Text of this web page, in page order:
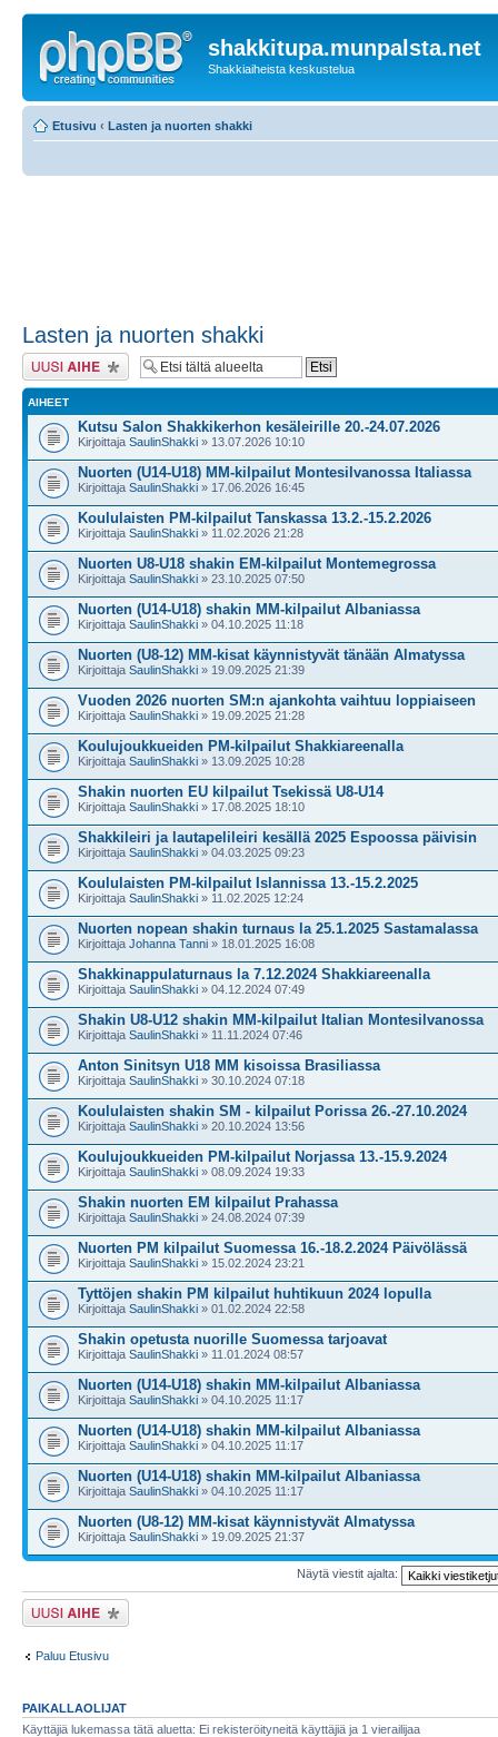
shakkitupa.munpalsta.net
Shakkiaiheista keskustelua
Etusivu ‹ Lasten ja nuorten shakki
Lasten ja nuorten shakki
Lähetä uusi viesti
AIHEET
Kutsu Salon Shakkikerhon kesäleirille 20.-24.07.2026
Kirjoittaja SaulinShakki » 13.07.2026 10:10
Nuorten (U14-U18) MM-kilpailut Montesilvanossa Italiassa
Kirjoittaja SaulinShakki » 17.06.2026 16:45
Koululaisten PM-kilpailut Tanskassa 13.2.-15.2.2026
Kirjoittaja SaulinShakki » 11.02.2026 21:28
Nuorten U8-U18 shakin EM-kilpailut Montemegrossa
Kirjoittaja SaulinShakki » 23.10.2025 07:50
Nuorten (U14-U18) shakin MM-kilpailut Albaniassa
Kirjoittaja SaulinShakki » 04.10.2025 11:18
Nuorten (U8-12) MM-kisat käynnistyvät tänään Almatyssa
Kirjoittaja SaulinShakki » 19.09.2025 21:39
Vuoden 2026 nuorten SM:n ajankohta vaihtuu loppiaiseen
Kirjoittaja SaulinShakki » 19.09.2025 21:28
Koulujoukkueiden PM-kilpailut Shakkiareenalla
Kirjoittaja SaulinShakki » 13.09.2025 10:28
Shakin nuorten EU kilpailut Tsekissä U8-U14
Kirjoittaja SaulinShakki » 17.08.2025 18:10
Shakkileiri ja lautapelileiri kesällä 2025 Espoossa päivisin
Kirjoittaja SaulinShakki » 04.03.2025 09:23
Koululaisten PM-kilpailut Islannissa 13.-15.2.2025
Kirjoittaja SaulinShakki » 11.02.2025 12:24
Nuorten nopean shakin turnaus la 25.1.2025 Sastamalassa
Kirjoittaja Johanna Tanni » 18.01.2025 16:08
Shakkinappulaturnaus la 7.12.2024 Shakkiareenalla
Kirjoittaja SaulinShakki » 04.12.2024 07:49
Shakin U8-U12 shakin MM-kilpailut Italian Montesilvanossa
Kirjoittaja SaulinShakki » 11.11.2024 07:46
Anton Sinitsyn U18 MM kisoissa Brasiliassa
Kirjoittaja SaulinShakki » 30.10.2024 07:18
Koululaisten shakin SM - kilpailut Porissa 26.-27.10.2024
Kirjoittaja SaulinShakki » 20.10.2024 13:56
Koulujoukkueiden PM-kilpailut Norjassa 13.-15.9.2024
Kirjoittaja SaulinShakki » 08.09.2024 19:33
Shakin nuorten EM kilpailut Prahassa
Kirjoittaja SaulinShakki » 24.08.2024 07:39
Nuorten PM kilpailut Suomessa 16.-18.2.2024 Päivölässä
Kirjoittaja SaulinShakki » 15.02.2024 23:21
Tyttöjen shakin PM kilpailut huhtikuun 2024 lopulla
Kirjoittaja SaulinShakki » 01.02.2024 22:58
Shakin opetusta nuorille Suomessa tarjoavat
Kirjoittaja SaulinShakki » 11.01.2024 08:57
Nuorten (U14-U18) shakin MM-kilpailut Albaniassa
Kirjoittaja SaulinShakki » 04.10.2025 11:17
Nuorten (U14-U18) shakin MM-kilpailut Albaniassa
Kirjoittaja SaulinShakki » 04.10.2025 11:17
Nuorten (U14-U18) shakin MM-kilpailut Albaniassa
Kirjoittaja SaulinShakki » 04.10.2025 11:17
Nuorten (U8-12) MM-kisat käynnistyvät Almatyssa
Kirjoittaja SaulinShakki » 19.09.2025 21:37
Näytä viestit ajalta:
Lähetä uusi viesti
Paluu Etusivu
PAIKALLAOLIJAT
Käyttäjiä lukemassa tätä aluetta: Ei rekisteröityneitä käyttäjiä ja 1 vierailijaa